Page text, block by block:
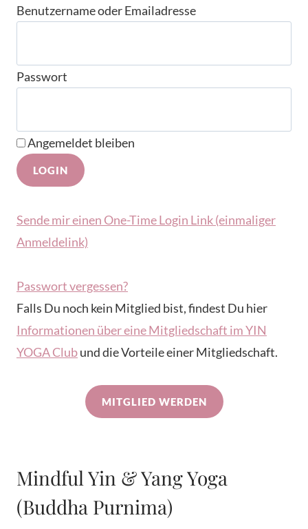
Benutzername oder Emailadresse
Passwort
Angemeldet bleiben
Sende mir einen One-Time Login Link (einmaliger
Anmeldelink)
Passwort vergessen?
Falls Du noch kein Mitglied bist, findest Du hier
Informationen über eine Mitgliedschaft im YIN
YOGA Clubund die Vorteile einer Mitgliedschaft.
MITGLIED WERDEN
Mindful Yin & Yang Yoga
(Buddha Purnima)